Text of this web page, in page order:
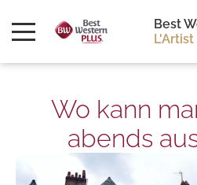
Best
L'Artist
Wo kann
abends